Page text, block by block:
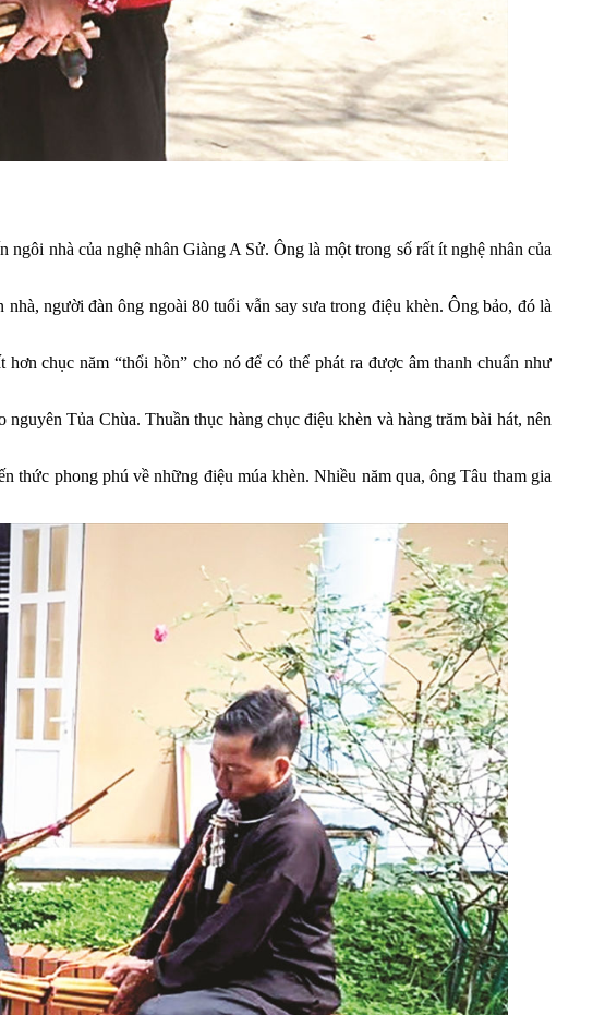
nhà của nghệ nhân Giàng A Sử. Ông là một trong số rất ít nghệ nhân của
người đàn ông ngoài 80 tuổi vẫn say sưa trong điệu khèn. Ông bảo, đó là
chục năm “thổi hồn” cho nó để có thể phát ra được âm thanh chuẩn như
Tủa Chùa. Thuần thục hàng chục điệu khèn và hàng trăm bài hát, nên
thức phong phú về những điệu múa khèn. Nhiều năm qua, ông Tâu tham gia